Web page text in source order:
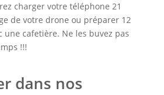
charger votre téléphone 21
de votre drone ou préparer 12
une cafetière. Ne les buvez pas
!!!
dans nos